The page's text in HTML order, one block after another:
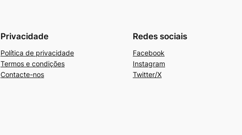
Privacidade
Política de privacidade
Termos e condições
Contacte-nos
Redes sociais
Facebook
Instagram
Twitter/X